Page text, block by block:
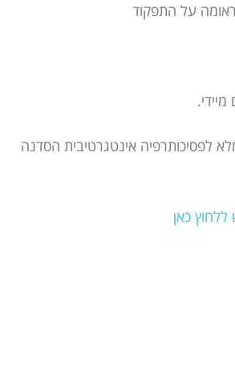
על התפקוד
לפסיכותרפיה אינטגרטיבית הסדנה
כאן